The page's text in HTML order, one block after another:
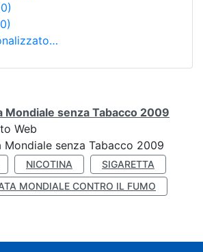
Mondiale senza Tabacco 2009
Web
Mondiale senza Tabacco 2009
NICOTINA
SIGARETTA
MONDIALE CONTRO IL FUMO